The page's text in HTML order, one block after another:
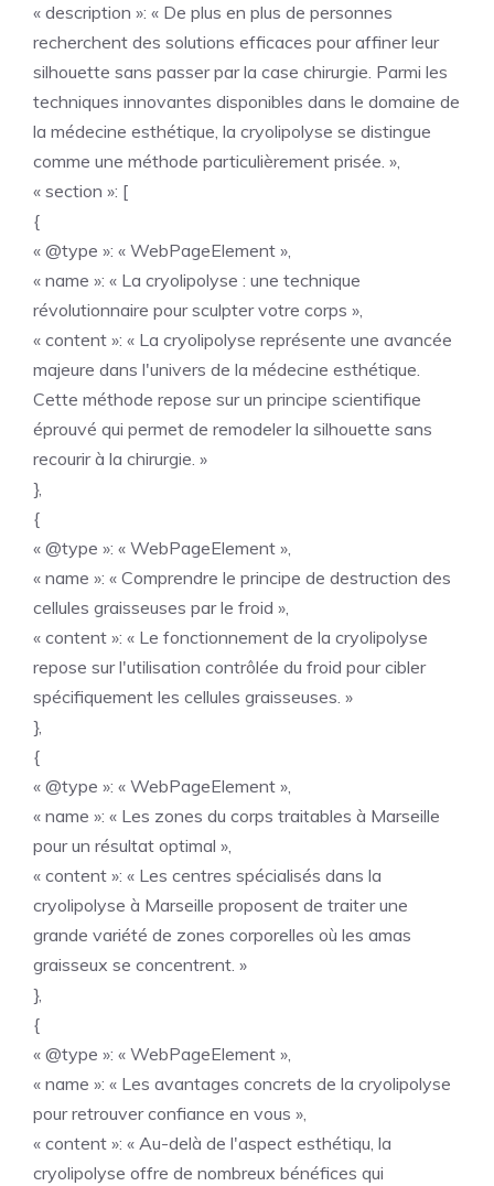
« description »: « De plus en plus de personnes
recherchent des solutions efficaces pour affiner leur
silhouette sans passer par la case chirurgie. Parmi les
techniques innovantes disponibles dans le domaine de
la médecine esthétique, la cryolipolyse se distingue
comme une méthode particulièrement prisée. »,
« section »: [
{
« @type »: « WebPageElement »,
« name »: « La cryolipolyse : une technique
révolutionnaire pour sculpter votre corps »,
« content »: « La cryolipolyse représente une avancée
majeure dans l'univers de la médecine esthétique.
Cette méthode repose sur un principe scientifique
éprouvé qui permet de remodeler la silhouette sans
recourir à la chirurgie. »
},
{
« @type »: « WebPageElement »,
« name »: « Comprendre le principe de destruction des
cellules graisseuses par le froid »,
« content »: « Le fonctionnement de la cryolipolyse
repose sur l'utilisation contrôlée du froid pour cibler
spécifiquement les cellules graisseuses. »
},
{
« @type »: « WebPageElement »,
« name »: « Les zones du corps traitables à Marseille
pour un résultat optimal »,
« content »: « Les centres spécialisés dans la
cryolipolyse à Marseille proposent de traiter une
grande variété de zones corporelles où les amas
graisseux se concentrent. »
},
{
« @type »: « WebPageElement »,
« name »: « Les avantages concrets de la cryolipolyse
pour retrouver confiance en vous »,
« content »: « Au-delà de l'aspect esthétiqu, la
cryolipolyse offre de nombreux bénéfices qui